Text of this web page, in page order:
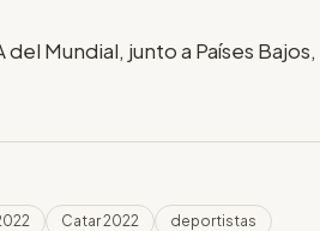
Mundial, junto a Países Bajos,
Catar 2022 deportistas